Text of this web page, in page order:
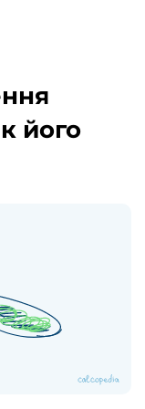
його